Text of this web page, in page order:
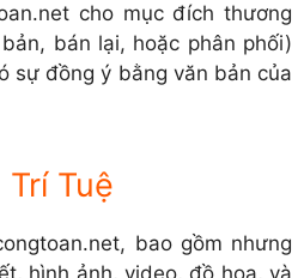
cho mục đích thương
bán lại, hoặc phân phối)
sự đồng ý bằng văn bản của
Tuệ
bao gồm nhưng
hình ảnh, video, đồ họa, và